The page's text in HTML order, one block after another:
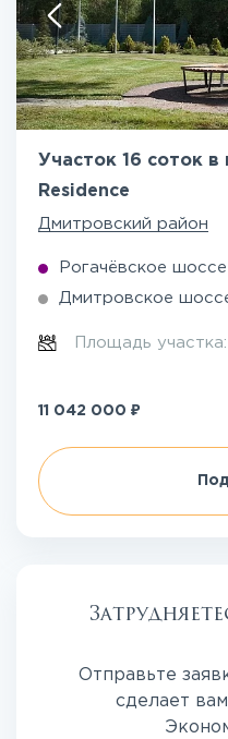
Участок 16 соток в
Residence
Дмитровский район
Рогачёвское шоссе
Дмитровское
Площадь участка:
11 042 000 ₽
Отправьте
сделает